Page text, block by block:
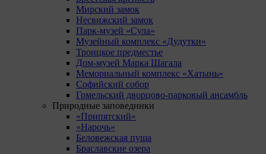
Мирский замок
Несвижский замок
Парк-музей «Сула»
Музейный комплекс «Дудутки»
Троицкое предместье
Дом-музей Марка Шагала
Мемориальный комплекс «Хатынь»
Софийский собор
Гомельский дворцово-парковый ансамбль
Природные заповедники
«Припятский»
«Нарочь»
Беловежская пуща
Браславские озера